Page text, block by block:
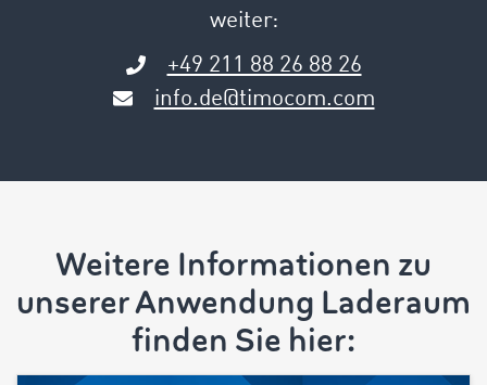
weiter:
+49 211 88 26 88 26
info.de@timocom.com
Weitere Informationen zu
unserer Anwendung Laderaum
finden Sie hier: